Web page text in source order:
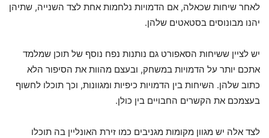
לאחר שיחות שכאלה, אם הדמויות נלחמות אחת לצד השנייה, שתיהן
יהנו מבונוסים בסטאטים שלהן.
יש לציין ששיחות הסאפורט גם נותנות נפח נוסף של תוכן שמלמד
אתכם יותר על הדמויות במשחק, ובעצם מהוות את הסיפור הלא
כתוב שלהן. השיחות בין הדמויות כיפיות ומגוונות, וכך תוכלו לחשוף
בעצמכם את הקשרים החבויים בין כולן.
לצד אלה יש מגוון מקומות מגניבים כמו זירת האונליין בה תוכלו